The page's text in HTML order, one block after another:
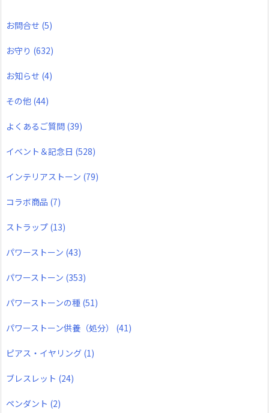
お問合せ (5)
お守り (632)
お知らせ (4)
その他 (44)
よくあるご質問 (39)
イベント＆記念日 (528)
インテリアストーン (79)
コラボ商品 (7)
ストラップ (13)
パワーストーン (43)
パワーストーン (353)
パワーストーンの種 (51)
パワーストーン供養（処分） (41)
ピアス・イヤリング (1)
ブレスレット (24)
ペンダント (2)